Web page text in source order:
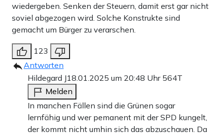
wiedergeben. Senken der Steuern, damit erst gar nicht
soviel abgezogen wird. Solche Konstrukte sind
gemacht um Bürger zu verarschen.
123
Antworten
Hildegard J18.01.2025 um 20:48 Uhr 564T
Melden
In manchen Fällen sind die Grünen sogar
lernfähig und wer pemanent mit der SPD kungelt,
der kommt nicht umhin sich das abzuschauen. Da